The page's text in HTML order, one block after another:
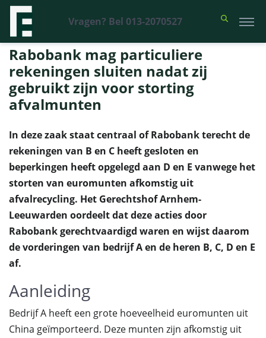
Vragen? Bel 013-2070527
Financieel Recht Advocaten >Uitspraken>Rabobank mag particuliere
rekeningen sluiten nadat zij gebruikt zijn voor storting afvalmunten
Rabobank mag particuliere
rekeningen sluiten nadat zij
gebruikt zijn voor storting
afvalmunten
In deze zaak staat centraal of Rabobank terecht de
rekeningen van B en C heeft gesloten en
beperkingen heeft opgelegd aan D en E vanwege het
storten van euromunten afkomstig uit
afvalrecycling. Het Gerechtshof Arnhem-
Leeuwarden oordeelt dat deze acties door
Rabobank gerechtvaardigd waren en wijst daarom
de vorderingen van bedrijf A en de heren B, C, D en E
af.
Aanleiding
Bedrijf A heeft een grote hoeveelheid euromunten uit
China geïmporteerd. Deze munten zijn afkomstig uit